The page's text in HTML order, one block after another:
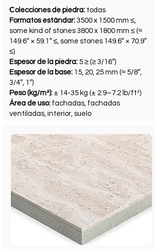
Сolecciones de piedra: todas
Formatos estándar: 3500 x 1500 mm ≤,
some kind of stones 3800 x 1800 mm ≤ (≈
149.6″ × 59.1″ ≤, some stones 149.6″ × 70.9″
≤)
Espesor de la piedra: 5 ≥ (≥ 3/16″)
Espesor de la base: 15, 20, 25 mm (≈ 5/8″,
3/4″, 1″)
Peso (kg/m²): ± 14-35 kg (± 2.9–7.2 lb/ft²)
Área de uso: fachadas, fachadas
ventiladas, interior, suelo